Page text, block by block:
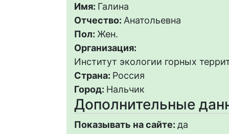
Имя: Галина
Отчество: Анатольевна
Пол: Жен.
Организация:
Институт экологии горных
Страна: Россия
Город: Нальчик
Дополнительные
Показывать на сайте: да